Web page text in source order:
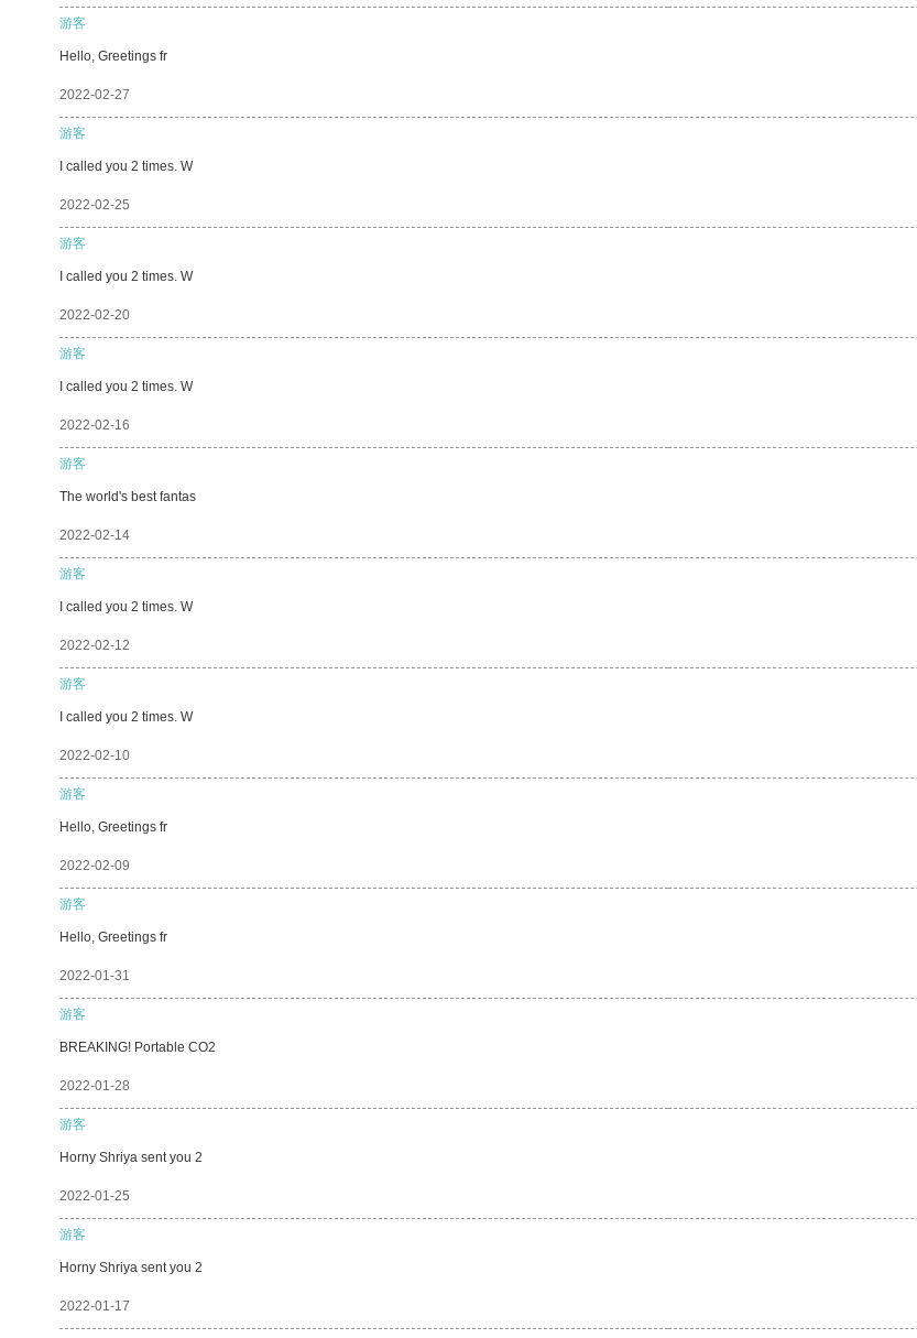
游客
Hello, Greetings fr
2022-02-27
游客
I called you 2 times. W
2022-02-25
游客
I called you 2 times. W
2022-02-20
游客
I called you 2 times. W
2022-02-16
游客
The world's best fantas
2022-02-14
游客
I called you 2 times. W
2022-02-12
游客
I called you 2 times. W
2022-02-10
游客
Hello, Greetings fr
2022-02-09
游客
Hello, Greetings fr
2022-01-31
游客
BREAKING! Portable CO2
2022-01-28
游客
Horny Shriya sent you 2
2022-01-25
游客
Horny Shriya sent you 2
2022-01-17